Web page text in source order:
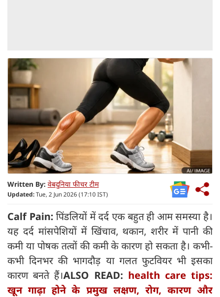
Written By: वेबदुनिया फीचर टीम
Updated:Tue, 2 Jun 2026 (17:10 IST)
Calf Pain:पिंडलियों में दर्द एक बहुत ही आम समस्या है।
यह दर्द मांसपेशियों में खिंचाव, थकान, शरीर में पानी की
कमी या पोषक तत्वों की कमी के कारण हो सकता है। कभी-
कभी दिनभर की भागदौड़ या गलत फुटवियर भी इसका
कारण बनते हैं।ALSO READ: health care tips:
खून गाढ़ा होने के प्रमुख लक्षण, रोग, कारण और